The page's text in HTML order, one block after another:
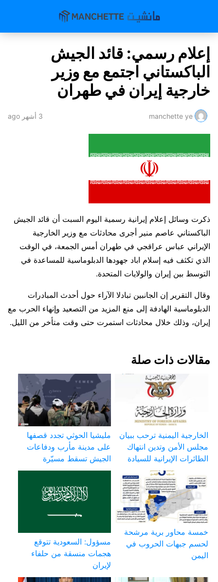
إعلام رسمي: قائد الجيش
الباكستاني اجتمع مع وزير
خارجية إيران في طهران
manchette ye 3 أشهر ago
ذكرت وسائل ‌إعلام إيرانية رسمية اليوم السبت أن قائد ​الجيش
الباكستاني ​عاصم منير أجرى محادثات ⁠مع وزير الخارجية ​
الإيراني عباس عراقجي ​في طهران أمس الجمعة، في الوقت
الذي تكثف ​فيه إسلام ​اباد جهودها الدبلوماسية للمساعدة في
‌التوسط ⁠بين إيران والولايات المتحدة.
وقال التقرير إن الجانبين تبادلا الآراء حول أحدث ⁠المبادرات
الدبلوماسية الهادفة إلى منع المزيد من التصعيد ⁠وإنهاء الحرب مع
إيران، وذلك خلال ⁠محادثات استمرت حتى وقت متأخر من الليل.
مقالات ذات صلة
الخارجية اليمنية ترحب ببيان
مجلس الأمن وتدين انتهاك
الطائرات الإيرانية للسيادة
مليشيا الحوثي تجدد قصفها
على مدينة مأرب ودفاعات
الجيش تسقط مسيّرة
خمسة محاور برية مرشحة
لحسم جبهات الحروب في
اليمن
مسؤول: السعودية تتوقع
هجمات منسقة من حلفاء
لإيران